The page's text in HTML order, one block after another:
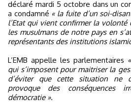
déclaré mardi 5 octobre dans un
a condamné « la fuite d’un soi-
l’Etat qui vient confirmer la
les musulmans de notre pays en
représentants des institutions
L’EMB appelle les parlementaires
qui s’imposent pour maitriser la
d’éviter que cette situation ne
provoque des conséquences
démocratie ».